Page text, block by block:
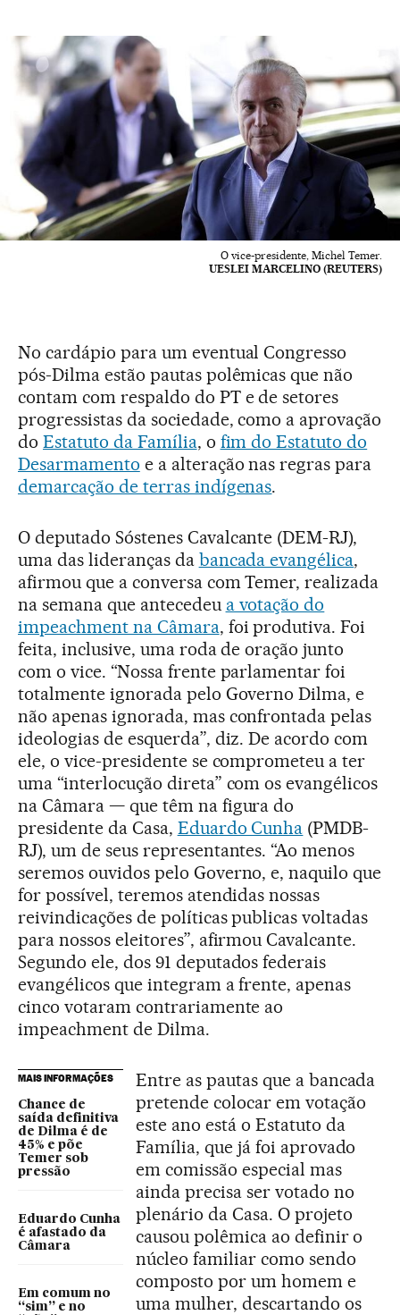
O vice-presidente, Michel Temer.
UESLEI MARCELINO (REUTERS)
No cardápio para um eventual Congresso
pós-Dilma estão pautas polêmicas que não
contam com respaldo do PT e de setores
progressistas da sociedade, como a aprovação
do Estatuto da Família, o fim do Estatuto do
Desarmamento e a alteração nas regras para
demarcação de terras indígenas.
O deputado Sóstenes Cavalcante (DEM-RJ),
uma das lideranças da bancada evangélica,
afirmou que a conversa com Temer, realizada
na semana que antecedeu a votação do
impeachment na Câmara, foi produtiva. Foi
feita, inclusive, uma roda de oração junto
com o vice. “Nossa frente parlamentar foi
totalmente ignorada pelo Governo Dilma, e
não apenas ignorada, mas confrontada pelas
ideologias de esquerda”, diz. De acordo com
ele, o vice-presidente se comprometeu a ter
uma “interlocução direta” com os evangélicos
na Câmara — que têm na figura do
presidente da Casa, Eduardo Cunha (PMDB-
RJ), um de seus representantes. “Ao menos
seremos ouvidos pelo Governo, e, naquilo que
for possível, teremos atendidas nossas
reivindicações de políticas publicas voltadas
para nossos eleitores”, afirmou Cavalcante.
Segundo ele, dos 91 deputados federais
evangélicos que integram a frente, apenas
cinco votaram contrariamente ao
impeachment de Dilma.
MAIS INFORMAÇÕES
Chance de
saída definitiva
de Dilma é de
45% e põe
Temer sob
pressão
Eduardo Cunha
é afastado da
Câmara
Em comum no
“sim” e no
Entre as pautas que a bancada
pretende colocar em votação
este ano está o Estatuto da
Família, que já foi aprovado
em comissão especial mas
ainda precisa ser votado no
plenário da Casa. O projeto
causou polêmica ao definir o
núcleo familiar como sendo
composto por um homem e
uma mulher, descartando os